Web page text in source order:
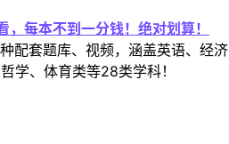
每本不到一分钱！绝对划算！
配套题库、视频，涵盖英语、经
学、体育类等28类学科！